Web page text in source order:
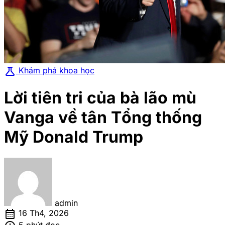
science Khám phá khoa học
Lời tiên tri của bà lão mù
Vanga về tân Tổng thống
Mỹ Donald Trump
admin
calendar_month 16 Th4, 2026